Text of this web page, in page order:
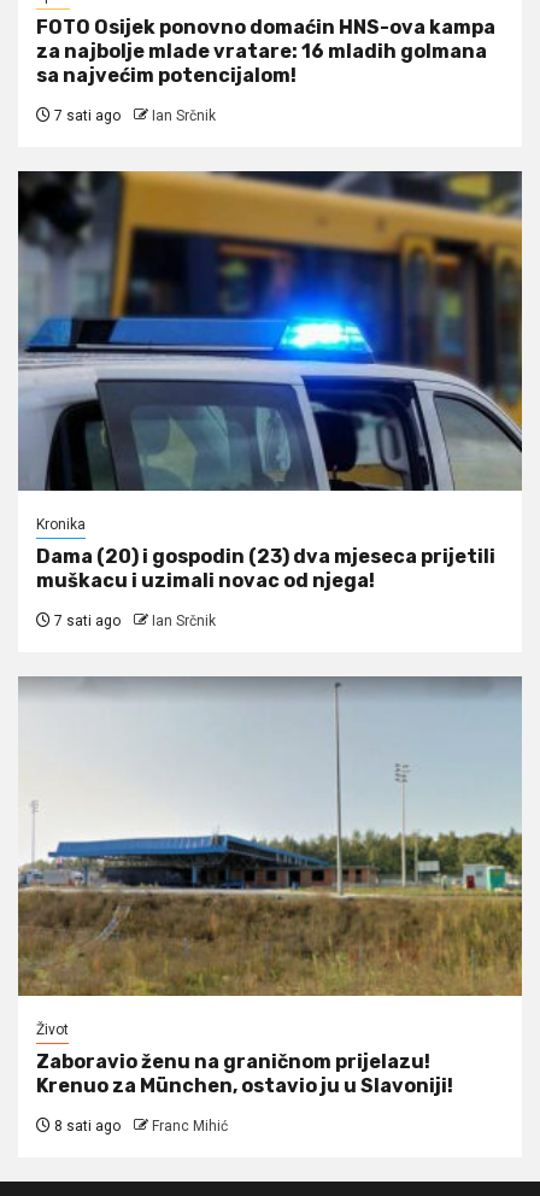
FOTO Osijek ponovno domaćin HNS-ova kampa
za najbolje mlade vratare: 16 mladih golmana
sa najvećim potencijalom!
7 sati ago Ian Srčnik
Kronika
Dama (20) i gospodin (23) dva mjeseca prijetili
muškacu i uzimali novac od njega!
7 sati ago Ian Srčnik
Život
Zaboravio ženu na graničnom prijelazu!
Krenuo za München, ostavio ju u Slavoniji!
8 sati ago Franc Mihić